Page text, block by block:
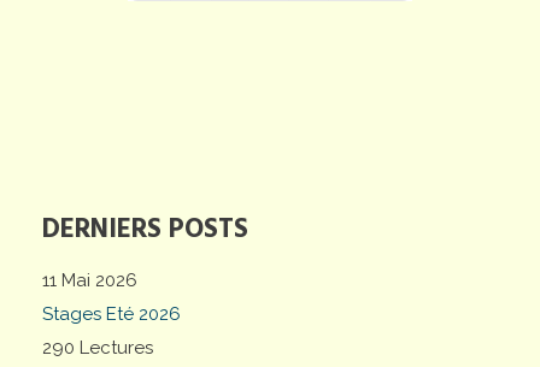
DERNIERS POSTS
11 Mai 2026
Stages Eté 2026
290 Lectures